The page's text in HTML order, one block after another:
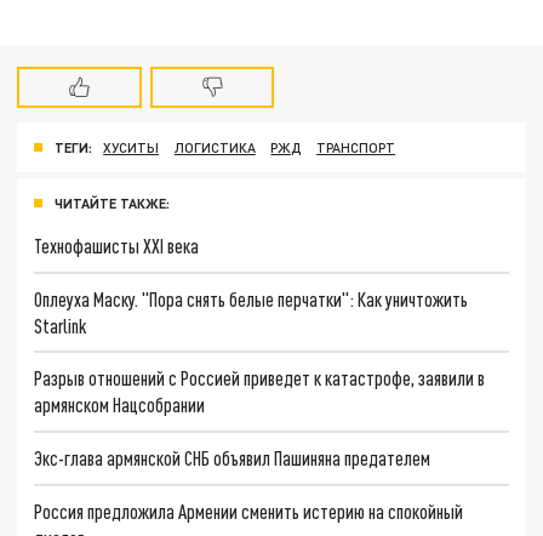
ТЕГИ: ХУСИТЫ ЛОГИСТИКА РЖД ТРАНСПОРТ
ЧИТАЙТЕ ТАКЖЕ:
Технофашисты XXI века
Оплеуха Маску. "Пора снять белые перчатки": Как уничтожить
Starlink
Разрыв отношений с Россией приведет к катастрофе, заявили в
армянском Нацсобрании
Экс-глава армянской СНБ объявил Пашиняна предателем
Россия предложила Армении сменить истерию на спокойный